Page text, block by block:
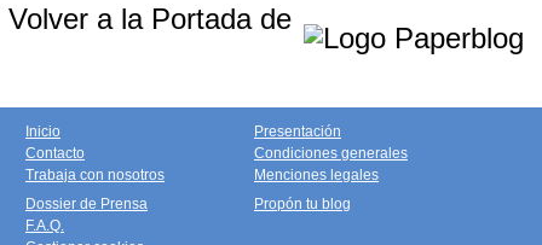
Volver a la Portada de
Inicio
Contacto
Trabaja con nosotros
Presentación
Condiciones generales
Menciones legales
Dossier de Prensa
F.A.Q.
Propón tu blog